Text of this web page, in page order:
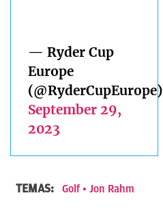
— Ryder Cup
Europe
(@RyderCupEurope)
September 29,
2023
TEMAS: Golf Jon Rahm